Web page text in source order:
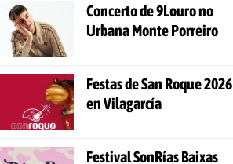
Concerto de 9Louro no
Urbana Monte Porreiro
Festas de San Roque 2026
en Vilagarcía
Festival SonRías Baixas